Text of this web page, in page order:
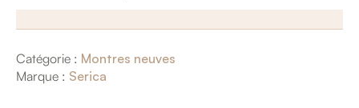
Catégorie : Montres neuves
Marque : Serica